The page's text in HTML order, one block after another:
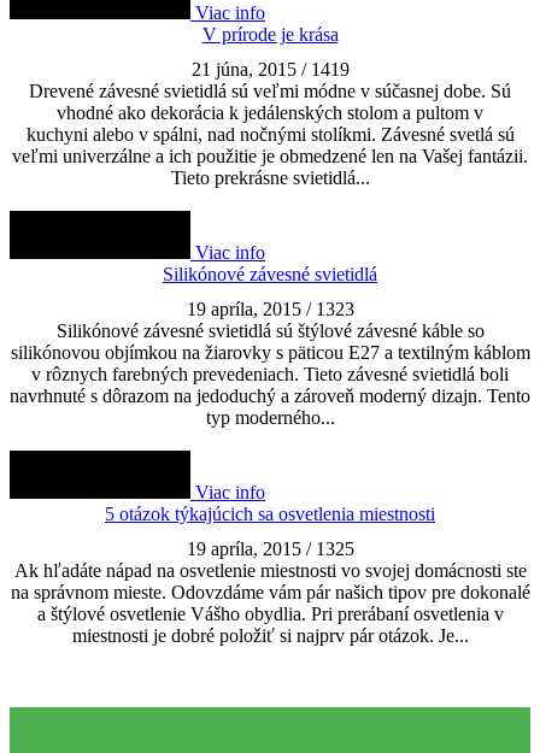
Viac info
V prírode je krása
21 júna, 2015 / 1419
Drevené závesné svietidlá sú veľmi módne v súčasnej dobe. Sú
vhodné ako dekorácia k jedálenských stolom a pultom v
kuchyni alebo v spálni, nad nočnými stolíkmi. Závesné svetlá sú
veľmi univerzálne a ich použitie je obmedzené len na Vašej fantázii.
Tieto prekrásne svietidlá...
Viac info
Silikónové závesné svietidlá
19 apríla, 2015 / 1323
Silikónové závesné svietidlá sú štýlové závesné káble so
silikónovou objímkou na žiarovky s päticou E27 a textilným káblom
v rôznych farebných prevedeniach. Tieto závesné svietidlá boli
navrhnuté s dôrazom na jedoduchý a zároveň moderný dizajn. Tento
typ moderného...
Viac info
5 otázok týkajúcich sa osvetlenia miestnosti
19 apríla, 2015 / 1325
Ak hľadáte nápad na osvetlenie miestnosti vo svojej domácnosti ste
na správnom mieste. Odovzdáme vám pár našich tipov pre dokonalé
a štýlové osvetlenie Vášho obydlia. Pri prerábaní osvetlenia v
miestnosti je dobré položiť si najprv pár otázok. Je...